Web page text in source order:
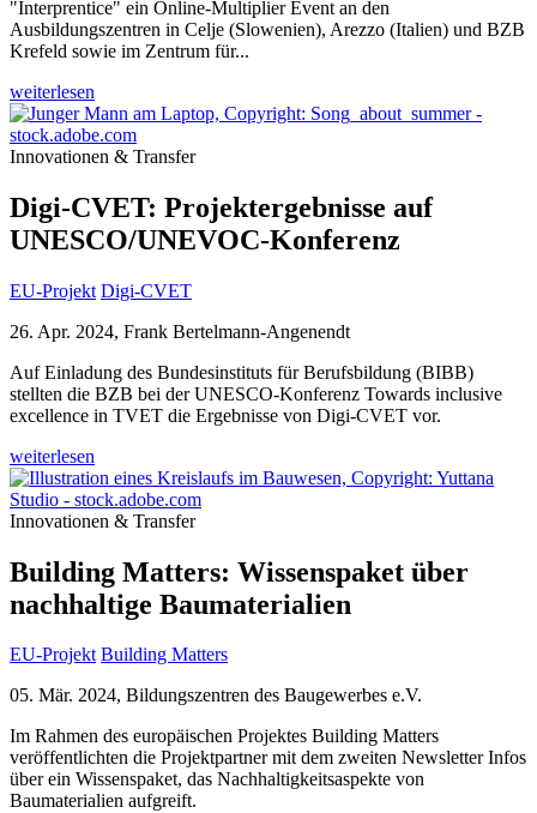
"Interprentice" ein Online-Multiplier Event an den
Ausbildungszentren in Celje (Slowenien), Arezzo (Italien) und BZB
Krefeld sowie im Zentrum für...
weiterlesen
Innovationen & Transfer
Digi-CVET: Projektergebnisse auf
UNESCO/UNEVOC-Konferenz
EU-Projekt Digi-CVET
26. Apr. 2024, Frank Bertelmann-Angenendt
Auf Einladung des Bundesinstituts für Berufsbildung (BIBB)
stellten die BZB bei der UNESCO-Konferenz Towards inclusive
excellence in TVET die Ergebnisse von Digi-CVET vor.
weiterlesen
Innovationen & Transfer
Building Matters: Wissenspaket über
nachhaltige Baumaterialien
EU-Projekt Building Matters
05. Mär. 2024, Bildungszentren des Baugewerbes e.V.
Im Rahmen des europäischen Projektes Building Matters
veröffentlichten die Projektpartner mit dem zweiten Newsletter Infos
über ein Wissenspaket, das Nachhaltigkeitsaspekte von
Baumaterialien aufgreift.